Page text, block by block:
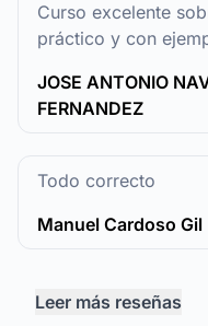
Curso excelente
práctico y con
JOSE ANTONIO
FERNANDEZ
Todo correcto
Manuel Cardoso Gil
Leer más reseñas